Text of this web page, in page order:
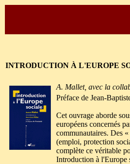
INTRODUCTION À L'EUROPE
A. Mallet, avec la
Préface de Jean-
Cet ouvrage aborde
européens concernés
communautaires. Des
(emploi, protection
complète ce véritable
Introduction à l'Europe